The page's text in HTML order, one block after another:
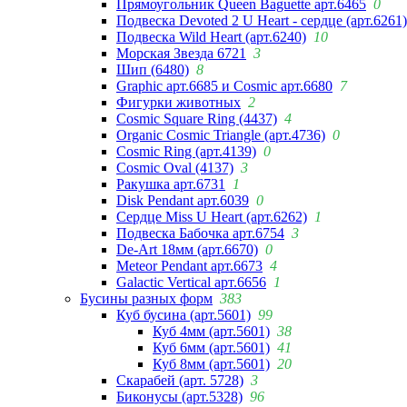
Прямоугольник Queen Baguette арт.6465 0
Подвеска Devoted 2 U Heart - сердце (арт.6261)
Подвеска Wild Heart (арт.6240) 10
Морская Звезда 6721
3
Шип (6480) 8
Graphic арт.6685 и Cosmic арт.6680 7
Фигурки животных 2
Cosmic Square Ring (4437) 4
Organic Cosmic Triangle (арт.4736) 0
Cosmic Ring (арт.4139) 0
Cosmic Oval (4137) 3
Ракушка арт.6731
1
Disk Pendant арт.6039 0
Сердце Miss U Heart (арт.6262) 1
Подвеска Бабочка арт.6754 3
De-Art 18мм (арт.6670) 0
Meteor Pendant арт.6673 4
Galactic Vertical арт.6656 1
Бусины разных форм 383
Куб бусина (арт.5601) 99
Куб 4мм (арт.5601) 38
Куб 6мм (арт.5601) 41
Куб 8мм (арт.5601) 20
Скарабей (арт. 5728) 3
Биконусы (арт.5328) 96